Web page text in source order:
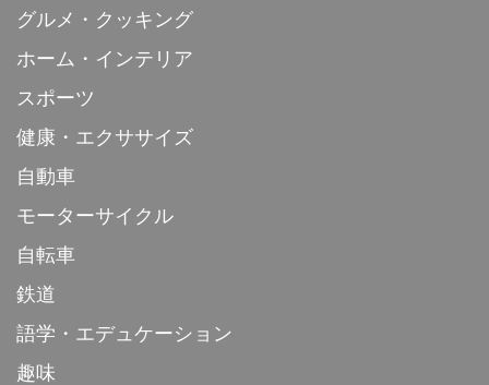
グルメ・クッキング
ホーム・インテリア
スポーツ
健康・エクササイズ
自動車
モーターサイクル
自転車
鉄道
語学・エデュケーション
趣味